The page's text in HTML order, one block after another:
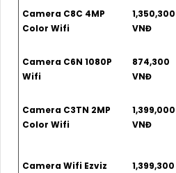
Camera C8C 4MP
Color Wifi
1,350,300
VNĐ
Camera C6N 1080P
Wifi
874,300
VNĐ
Camera C3TN 2MP
Color Wifi
1,399,000
VNĐ
Camera Wifi Ezviz
1,399,300